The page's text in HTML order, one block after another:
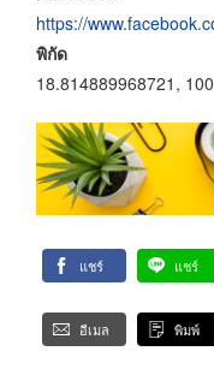
https://
พิกัด
18.814889968721,
แชร์ แชร์
อีเมล พิมพ์